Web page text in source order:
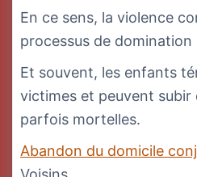
En ce sens, la violence
processus de domination
Et souvent, les enfants
victimes et peuvent subir
parfois mortelles.
Abandon du domicile